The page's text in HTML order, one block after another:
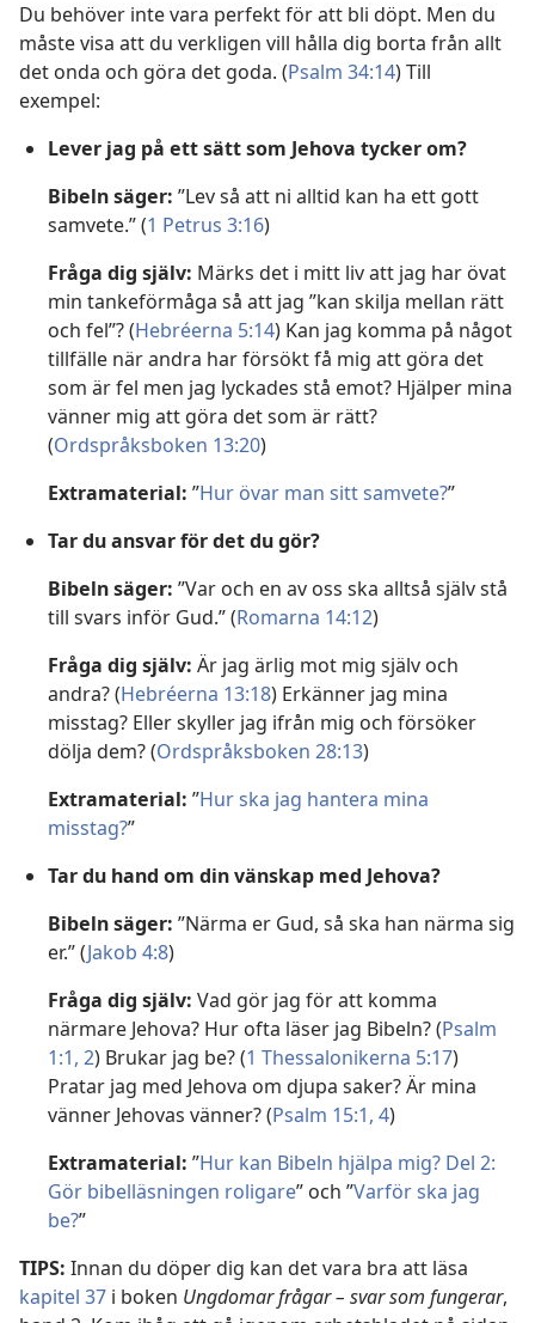
Du behöver inte vara perfekt för att bli döpt. Men du
måste visa att du verkligen vill hålla dig borta från allt
det onda och göra det goda. (Psalm 34:14) Till
exempel:
Lever jag på ett sätt som Jehova tycker om?
Bibeln säger: ”Lev så att ni alltid kan ha ett gott
samvete.” (1 Petrus 3:16)
Fråga dig själv: Märks det i mitt liv att jag har övat
min tankeförmåga så att jag ”kan skilja mellan rätt
och fel”? (Hebréerna 5:14) Kan jag komma på något
tillfälle när andra har försökt få mig att göra det
som är fel men jag lyckades stå emot? Hjälper mina
vänner mig att göra det som är rätt?
(Ordspråksboken 13:20)
Extramaterial: ”Hur övar man sitt samvete?”
Tar du ansvar för det du gör?
Bibeln säger: ”Var och en av oss ska alltså själv stå
till svars inför Gud.” (Romarna 14:12)
Fråga dig själv: Är jag ärlig mot mig själv och
andra? (Hebréerna 13:18) Erkänner jag mina
misstag? Eller skyller jag ifrån mig och försöker
dölja dem? (Ordspråksboken 28:13)
Extramaterial: ”Hur ska jag hantera mina
misstag?”
Tar du hand om din vänskap med Jehova?
Bibeln säger: ”Närma er Gud, så ska han närma sig
er.” (Jakob 4:8)
Fråga dig själv: Vad gör jag för att komma
närmare Jehova? Hur ofta läser jag Bibeln? (Psalm
1:1, 2) Brukar jag be? (1 Thessalonikerna 5:17)
Pratar jag med Jehova om djupa saker? Är mina
vänner Jehovas vänner? (Psalm 15:1, 4)
Extramaterial: ”Hur kan Bibeln hjälpa mig? Del 2:
Gör bibelläsningen roligare” och ”Varför ska jag
be?”
TIPS: Innan du döper dig kan det vara bra att läsa
kapitel 37 i boken Ungdomar frågar – svar som fungerar,